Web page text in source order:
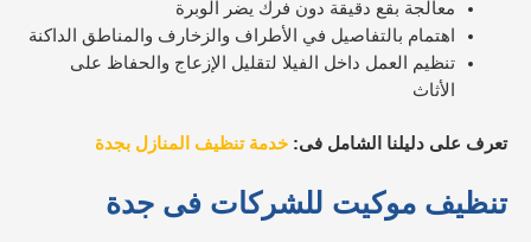
معالجة بقع دقيقة دون فرك يضر الوبرة
اهتمام بالتفاصيل في الأطراف والزخارف والمناطق الداكنة
تنظيم العمل داخل الفيلا لتقليل الإزعاج والحفاظ على
الأثاث
تعرف على دليلنا الشامل فى: خدمة تنظيف المنازل بجدة
تنظيف موكيت للشركات فى جدة